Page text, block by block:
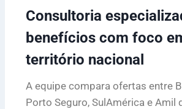
Consultoria
benefícios com foco
território nacional
A equipe compara ofertas entre
Porto Seguro, SulAmérica e Amil